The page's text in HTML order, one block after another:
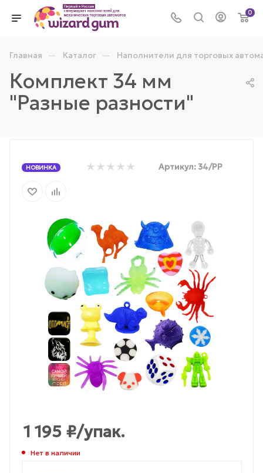
0
Главная — Каталог — Наполнители для торговых
Комплект 34 мм
"Разные разности"
НОВИНКА Артикул: 34/РР
1 195 ₽/упак.
Нет в наличии